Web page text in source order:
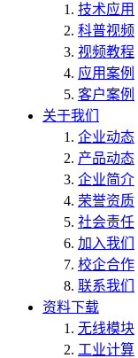
技术应用
科普视频
视频教程
应用案例
客户案例
关于我们
企业动态
产品动态
企业简介
荣誉资质
社会责任
加入我们
校企合作
联系我们
资料下载
无线模块
工业计算